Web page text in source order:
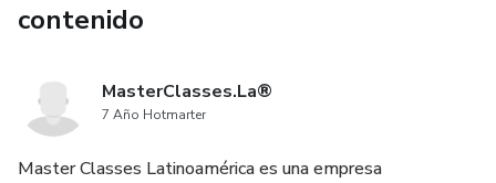
contenido
MasterClasses.La®
7 Año Hotmarter
Master Classes Latinoamérica es una empresa